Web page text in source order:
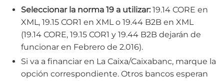
Seleccionar la norma 19 a utilizar: 19.14 CORE en
XML, 19.15 COR1 en XML o 19.44 B2B en XML
(19.14 CORE, 19.15 COR1 y 19.44 B2B dejarán de
funcionar en Febrero de 2.016).
Si va a financiar en La Caixa/Caixabanc, marque la
opción correspondiente. Otros bancos esperan